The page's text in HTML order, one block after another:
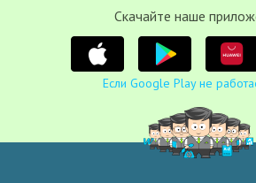
Cкачайте наше
Если Google Play не